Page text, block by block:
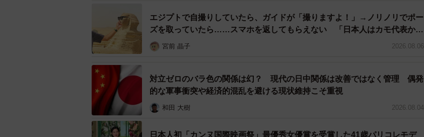
エジプトで自撮りしていたら、ガイドが「撮りますよ！」→ノリノリでポー
ズを取っていたら……スマホを返してもらえない 「日本人はカモ代表か
も」「私は6時間で3万円払った」
宮前 晶子 2026.08.06
対立ゼロのバラ色の関係は幻？ 現代の日中関係は改善ではなく管理 偶発
的な軍事衝突や経済的混乱を避ける現状維持こそ重視
和田 大樹 2026.08.04
日本人初「カンヌ国際映画祭」最優秀女優賞を受賞した41歳パリコレモデ